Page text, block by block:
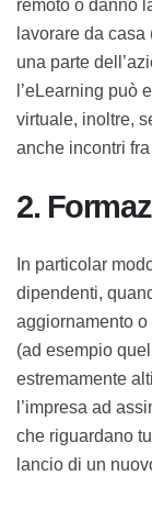
Sempre più
da remoto o
lavorare da
tutta o una
formazione,
possono
in azienda.
2.
l’azienda
In particolar
di dipendenti,
aggiornamento
costi (ad